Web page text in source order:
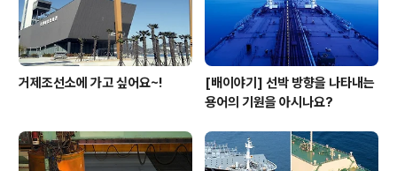
을 위해 조성되었답니다. ..
거제조선소에 가고 싶어요~!
[배이야기] 선박 방향을 나타내는
용어의 기원을 아시나요?